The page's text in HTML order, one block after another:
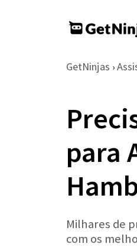
GetNinjas ›
para
Milhares de
com os